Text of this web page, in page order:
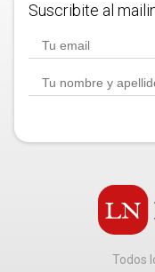
Suscribite al
Todos